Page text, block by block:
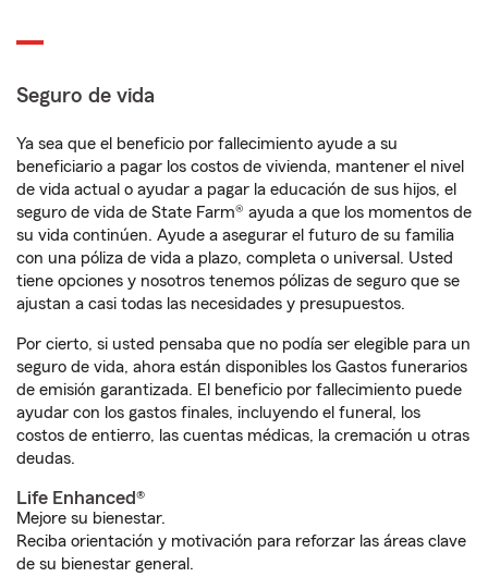
Seguro de vida
Ya sea que el beneficio por fallecimiento ayude a su
beneficiario a pagar los costos de vivienda, mantener el nivel
de vida actual o ayudar a pagar la educación de sus hijos, el
seguro de vida de State Farm® ayuda a que los momentos de
su vida continúen. Ayude a asegurar el futuro de su familia
con una póliza de vida a plazo, completa o universal. Usted
tiene opciones y nosotros tenemos pólizas de seguro que se
ajustan a casi todas las necesidades y presupuestos.
Por cierto, si usted pensaba que no podía ser elegible para un
seguro de vida, ahora están disponibles los Gastos funerarios
de emisión garantizada. El beneficio por fallecimiento puede
ayudar con los gastos finales, incluyendo el funeral, los
costos de entierro, las cuentas médicas, la cremación u otras
deudas.
Life Enhanced®
Mejore su bienestar.
Reciba orientación y motivación para reforzar las áreas clave
de su bienestar general.